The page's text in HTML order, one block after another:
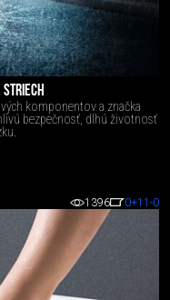
komponentov a značka
bezpečnosť, dlhú životnosť
1396 0+11 -0